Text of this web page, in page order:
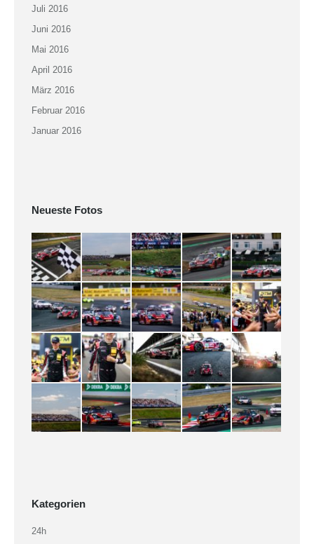
Juli 2016
Juni 2016
Mai 2016
April 2016
März 2016
Februar 2016
Januar 2016
Neueste Fotos
Kategorien
24h